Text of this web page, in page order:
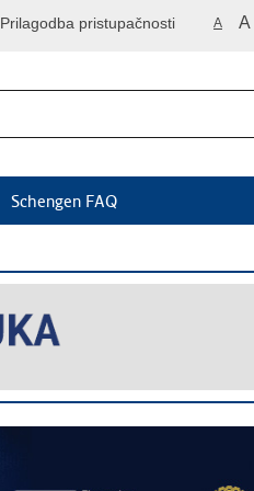
A A
Prilagodba pristupačnosti
Schengen FAQ